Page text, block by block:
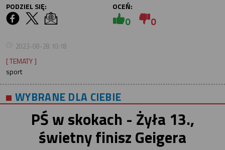
PODZIEL SIĘ: OCEŃ:
0 0
2023-08-28 10:18
[ TEMATY ]
sport
WYBRANE DLA CIEBIE
PŚ w skokach - Żyła 13.,
świetny finisz Geigera